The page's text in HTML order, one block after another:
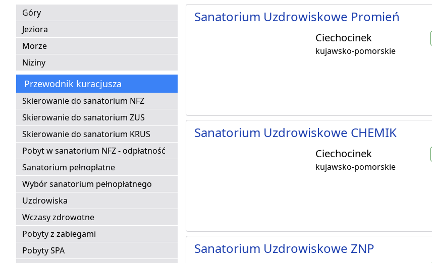
Góry
Jeziora
Morze
Niziny
Przewodnik kuracjusza
Skierowanie do sanatorium NFZ
Skierowanie do sanatorium ZUS
Skierowanie do sanatorium KRUS
Pobyt w sanatorium NFZ - odpłatność
Sanatorium pełnopłatne
Wybór sanatorium pełnopłatnego
Uzdrowiska
Wczasy zdrowotne
Pobyty z zabiegami
Pobyty SPA
Sanatorium Uzdrowiskowe Promień
Ciechocinek
kujawsko-pomorskie
Sanatorium Uzdrowiskowe CHEMIK
Ciechocinek
kujawsko-pomorskie
Sanatorium Uzdrowiskowe ZNP